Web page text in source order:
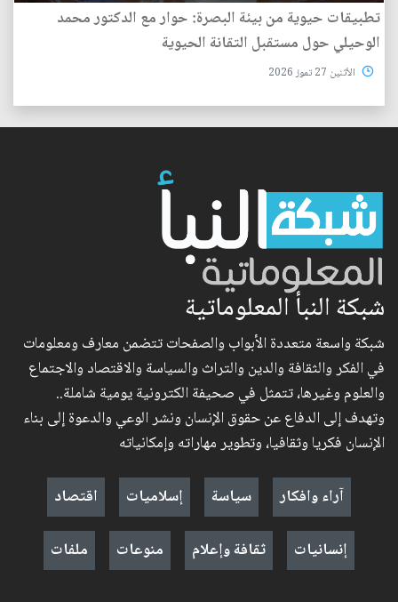
تطبيقات حيوية من بيئة البصرة: حوار مع الدكتور محمد
الوحيلي حول مستقبل التقانة الحيوية
الأثنين 27 تموز 2026
شبكة النبأ المعلوماتية
شبكة واسعة متعددة الأبواب والصفحات تتضمن معارف ومعلومات
في الفكر والثقافة والدين والتراث والسياسة والاقتصاد والاجتماع
والعلوم وغيرها، تتمثل في صحيفة الكترونية يومية شاملة..
وتهدف إلى الدفاع عن حقوق الإنسان ونشر الوعي والدعوة إلى بناء
الإنسان فكريا وثقافيا، وتطوير مهاراته وإمكانياته
آراء وافكار
سياسة إسلاميات
اقتصاد
إنسانيات
ثقافة وإعلام منوعات ملفات